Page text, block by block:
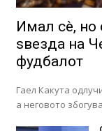
Имал сè, но
ѕвезда на
фудбалот
Гаел Какута
а неговото